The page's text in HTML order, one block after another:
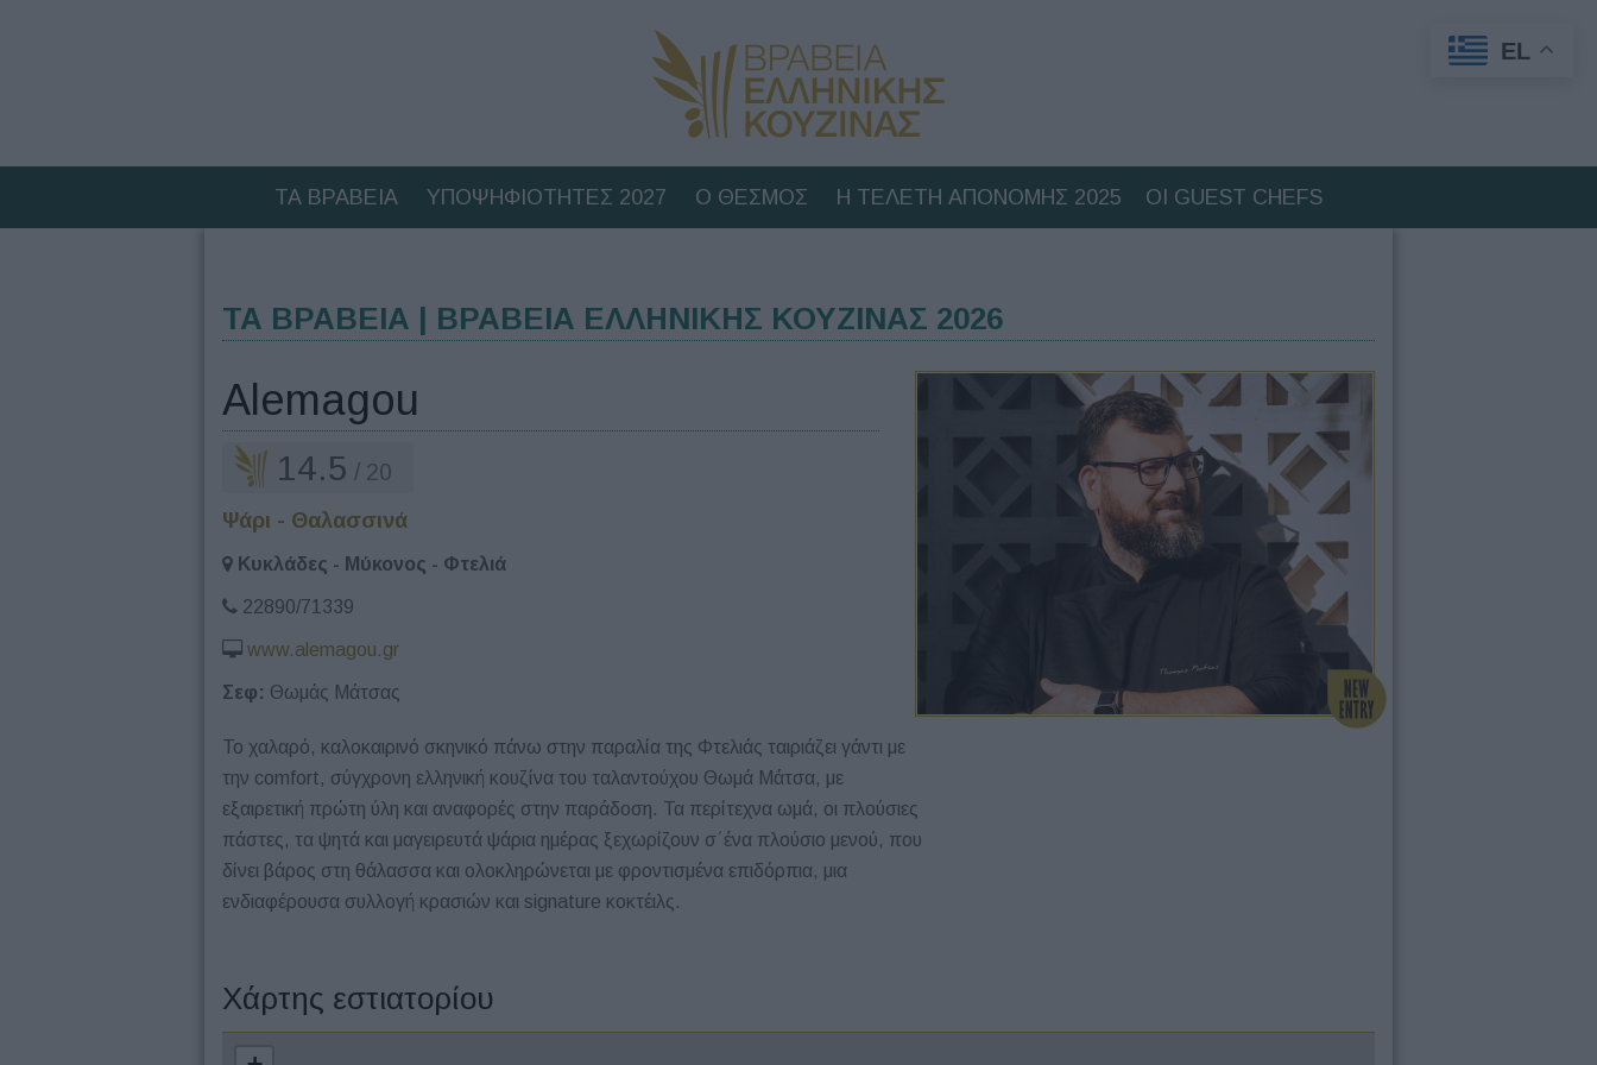
ΤΑ ΒΡΑΒΕΙΑ ΥΠΟΨΗΦΙΟΤΗΤΕΣ 2027 Ο ΘΕΣΜΟΣ Η ΤΕΛΕΤΗ ΑΠΟΝΟΜΗΣ 2025 ΟΙ GUEST CHEFS
ΤΑ ΒΡΑΒΕΙΑ | ΒΡΑΒΕΙΑ ΕΛΛΗΝΙΚΗΣ ΚΟΥΖΙΝΑΣ 2026
Alemagou
14.5 / 20
Ψάρι - Θαλασσινά
Κυκλάδες - Μύκονος - Φτελιά
22890/71339
www.alemagou.gr
Σεφ: Θωμάς Μάτσας
Το χαλαρό, καλοκαιρινό σκηνικό πάνω στην παραλία της Φτελιάς ταιριάζει γάντι με
την comfort, σύγχρονη ελληνική κουζίνα του ταλαντούχου Θωμά Μάτσα, με
εξαιρετική πρώτη ύλη και αναφορές στην παράδοση. Τα περίτεχνα ωμά, οι πλούσιες
πάστες, τα ψητά και μαγειρευτά ψάρια ημέρας ξεχωρίζουν σ΄ένα πλούσιο μενού, που
δίνει βάρος στη θάλασσα και ολοκληρώνεται με φροντισμένα επιδόρπια, μια
ενδιαφέρουσα συλλογή κρασιών και signature κοκτέιλς.
Χάρτης εστιατορίου
EL